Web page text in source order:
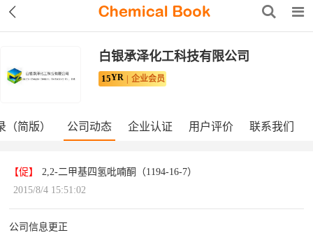
白银承泽化工科技有限公司
15YR 企业会员
（简版） 公司动态 企业认证 用户评价 联系我们
【促】
2,2-二甲基四氢吡喃酮（1194-16-7）
2015/8/4 15:51:02
公司信息更正